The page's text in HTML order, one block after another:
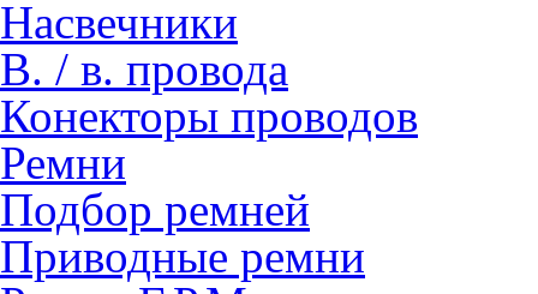
Насвечники
В. / в. провода
Конекторы проводов
Ремни
Подбор ремней
Приводные ремни